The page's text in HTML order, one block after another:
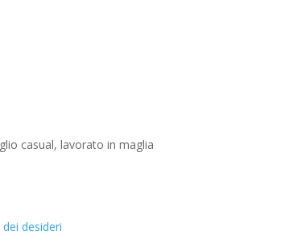
casual, lavorato in maglia
desideri